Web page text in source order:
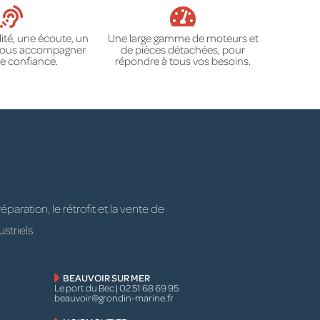
une écoute, un
accompagner
confiance.
Une large gamme de moteurs et
de pièces détachées, pour
répondre à tous vos besoins.
le rétrofit et la vente de
BEAUVOIR SUR MER
Le port du Bec | 02 51 68 69 95
beauvoir@grondin-marine.fr